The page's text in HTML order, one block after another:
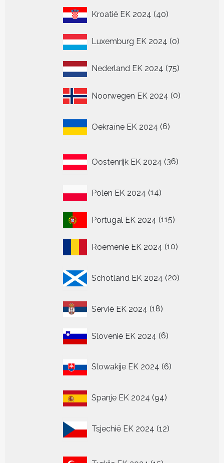
Kroatië EK 2024 4040
Luxemburg EK 2024 00
Nederland EK 2024 7575
Noorwegen EK 2024 00
Oekraïne EK 2024 6
producten
Oostenrijk EK 2024 36
producten
Polen EK 2024 1414
Portugal EK 2024 115115
Roemenië EK 2024 1010
Schotland EK 2024 20
producten
Servië EK 2024 1818
Slovenië EK 2024 66
Slowakije EK 2024 6
producten
Spanje EK 2024 9494
Tsjechië EK 2024 12
producten